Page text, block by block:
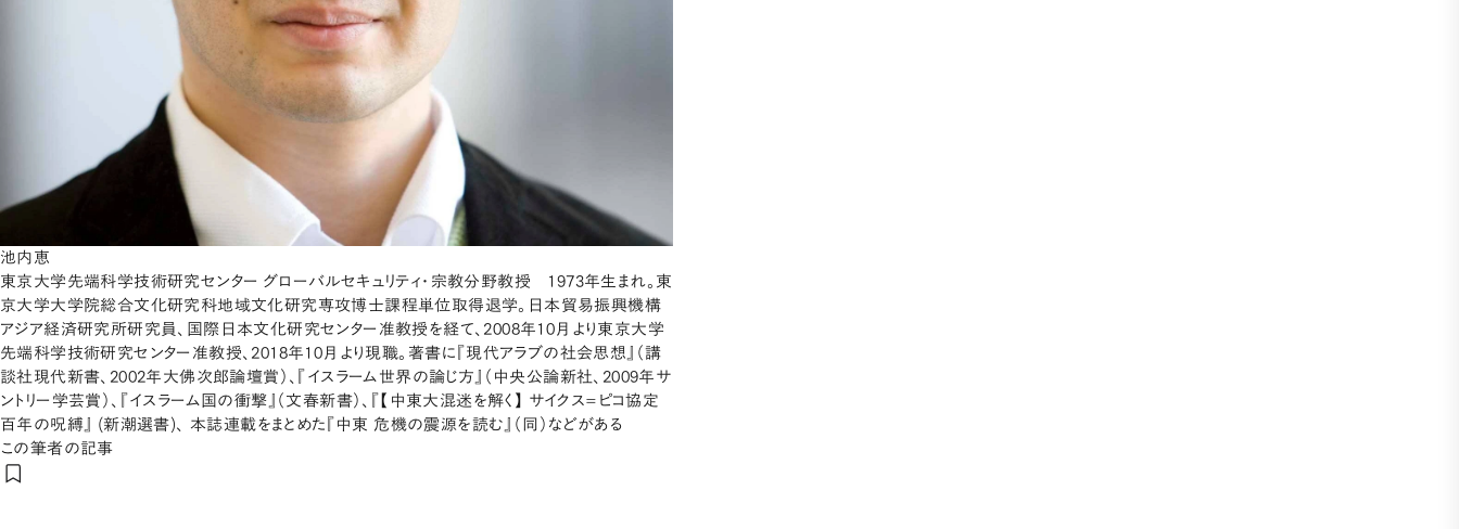
池内恵
東京大学先端科学技術研究センター グローバルセキュリティ・宗教分野教授 1973年生まれ。東
京大学大学院総合文化研究科地域文化研究専攻博士課程単位取得退学。日本貿易振興機構
アジア経済研究所研究員、国際日本文化研究センター准教授を経て、2008年10月より東京大学
先端科学技術研究センター准教授、2018年10月より現職。著書に『現代アラブの社会思想』（講
談社現代新書、2002年大佛次郎論壇賞）、『イスラーム世界の論じ方』（中央公論新社、2009年サ
ントリー学芸賞）、『イスラーム国の衝撃』（文春新書）、『【中東大混迷を解く】 サイクス=ピコ協定
百年の呪縛』 (新潮選書)、 本誌連載をまとめた『中東 危機の震源を読む』（同）などがある
この筆者の記事